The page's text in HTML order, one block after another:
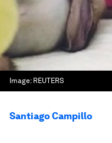
Image: REUTERS
Santiago Campillo